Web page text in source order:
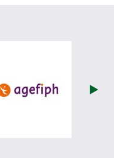
site de Ministère du travail
visiter les